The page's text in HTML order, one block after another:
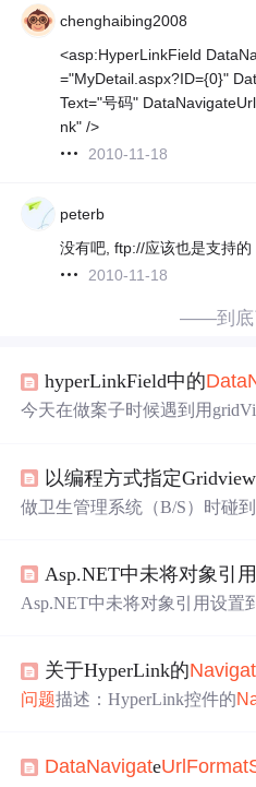
chenghaibing2008
<asp:HyperLinkField
="MyDetail.aspx?ID={0}"
Text="号码"
nk" />
2010-11-18
peterb
没有吧, ftp://应该也是支持的
2010-11-18
——到
hyperLinkField中的Data
今天在做案子时候遇到用
ata
NavigateUrlFormatString
spx?...."这样写后，原来可以点
以编程方式指定
做卫生管理系统（B/S）时碰
定 DataNavigateUrlFormat
定，在网上找了很久未果，最
Asp.NET中未将对象引用设置
不合理，再加上自己的一些
的很有问题。为了省事，我把
的 datakeynames、并将获取对
关于HyperLink的Navigat
问题描述：HyperLink控件的
DataNavigateUrl Format